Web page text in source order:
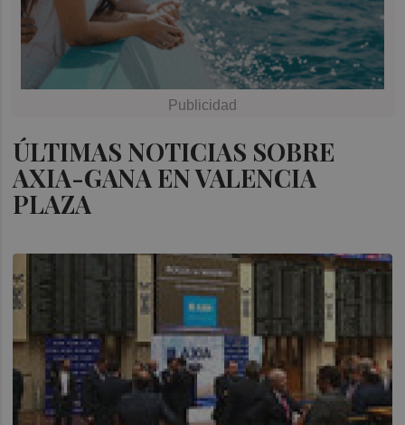
ÚLTIMAS NOTICIAS SOBRE
AXIA-GANA EN VALENCIA
PLAZA